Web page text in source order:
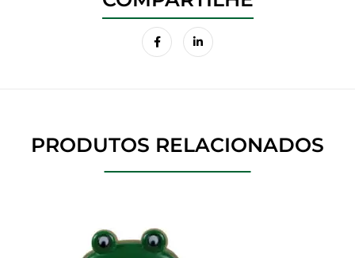
PRODUTOS RELACIONADOS